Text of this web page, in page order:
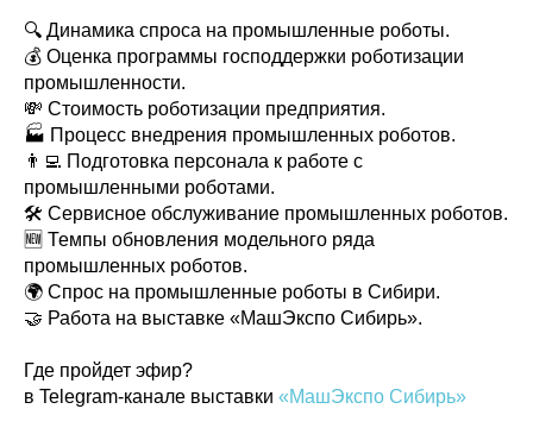
🔍 Динамика спроса на промышленные роботы.
💰 Оценка программы господдержки роботизации
промышленности.
💸 Стоимость роботизации предприятия.
🏭 Процесс внедрения промышленных роботов.
👨‍💻 Подготовка персонала к работе с
промышленными роботами.
🛠️ Сервисное обслуживание промышленных роботов.
🆕 Темпы обновления модельного ряда
промышленных роботов.
🌍 Спрос на промышленные роботы в Сибири.
🤝 Работа на выставке «МашЭкспо Сибирь».
Где пройдет эфир?
в Telegram-канале выставки «МашЭкспо Сибирь»